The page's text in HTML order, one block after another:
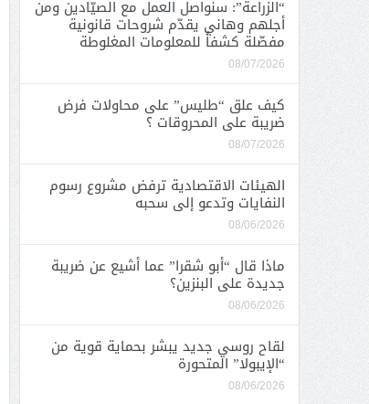
“الزراعة”: سنواصل العمل مع الصيّادين ومن
أجلهم وهاني يقدّم شروحات قانونية
مفصّلة كشفاً للمعلومات المغلوطة
08/07/2026
كيف علق “طليس” على محاولات فرض
ضريبة على المحروقات ؟
08/07/2026
الهيئات الاقتصادية ترفض مشروع رسوم
النفايات وتدعو إلى سحبه
08/06/2026
ماذا قال “أبو شقرا” عما أشيع عن ضريبة
جديدة على البنزين؟
08/06/2026
لقاح روسي جديد يبشر بحماية قوية من
“الإيبولا” المتحورة
08/06/2026